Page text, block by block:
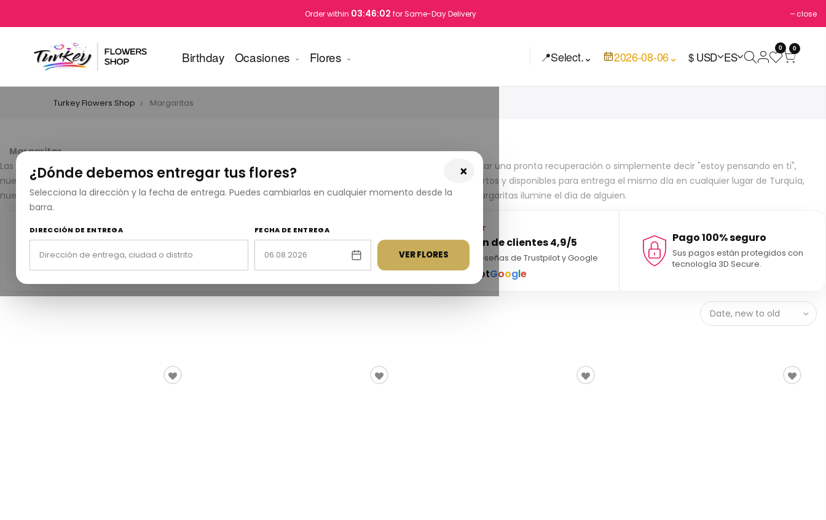
Order within03:46:01for Same-Day Delivery close
Birthday Ocasiones Flores 📍Select.⌄ 2026-08-06⌄ $ USD ES
0 0
×
¿Dónde debemos entregar tus flores?
Selecciona la dirección y la fecha de entrega. Puedes cambiarlas en cualquier momento desde la
barra.
DIRECCIÓN DE ENTREGA FECHA DE ENTREGA
VER FLORES
Turkey Flowers Shop Margaritas
Margaritas
Las margaritas son el símbolo perfecto de alegría, pureza y nuevos comienzos. Ya sea para dar las gracias, desear una pronta recuperación o simplemente decir "estoy pensando en ti",
nuestros ramos de margaritas frescas transmiten tu mensaje con calidez. Elaborados a mano por floristas expertos y disponibles para entrega el mismo día en cualquier lugar de Turquía,
nuestros arreglos de margaritas alegran el día de cualquiera. Haz tu pedido ahora y deja que la belleza de las margaritas ilumine el día de alguien.
2525 años de experiencia
Servicio confiable de entrega de
10.000+ entregas
Miles de entregas de flores
exitosas en toda Turquía.
★★★★★
Valoración de clientes 4,9/5
Basado en reseñas de Trustpilot y Google
TrustpilotGoogle
Pago 100% seguro
Sus pagos están protegidos con
tecnología 3D Secure.
Date, new to old